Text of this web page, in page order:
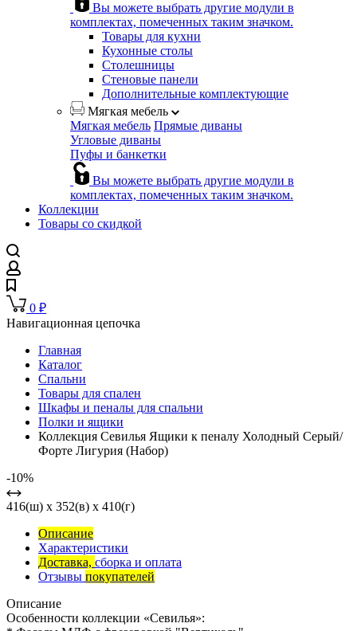
Вы можете выбрать другие модули в
комплектах, помеченных таким значком.
Товары для кухни
Кухонные столы
Столешницы
Стеновые панели
Дополнительные комплектующие
Мягкая мебель
Мягкая мебель Прямые диваны
Угловые диваны
Пуфы и банкетки
Вы можете выбрать другие модули в
комплектах, помеченных таким значком.
Коллекции
Товары со скидкой
0 ₽
Навигационная цепочка
Главная
Каталог
Спальни
Товары для спален
Шкафы и пеналы для спальни
Полки и ящики
Коллекция Севилья Ящики к пеналу Холодный Серый/
Форте Лигурия (Набор)
-10%
416(ш) x 352(в) x 410(г)
Описание
Характеристики
Доставка, сборка и оплата
Отзывы покупателей
Описание
Особенности коллекции «Севилья»: